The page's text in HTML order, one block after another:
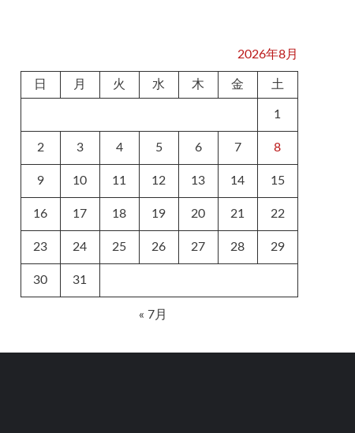
2026年8月
日 月 火 水 木 金 土
1
2 3 4 5 6 7 8
9 10 11 12 13 14 15
16 17 18 19 20 21 22
23 24 25 26 27 28 29
30 31
« 7月